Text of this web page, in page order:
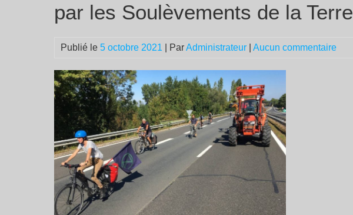
par les Soulèvements de la Terre
Publié le 5 octobre 2021 | ParAdministrateur Aucun commentaire